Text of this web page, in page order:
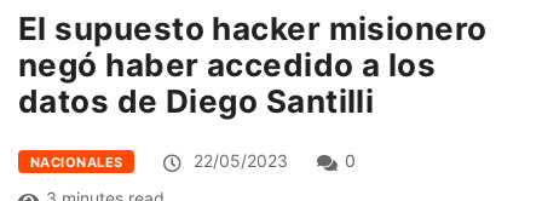
El supuesto hacker misionero
negó haber accedido a los
datos de Diego Santilli
NACIONALES 22/05/2023
0